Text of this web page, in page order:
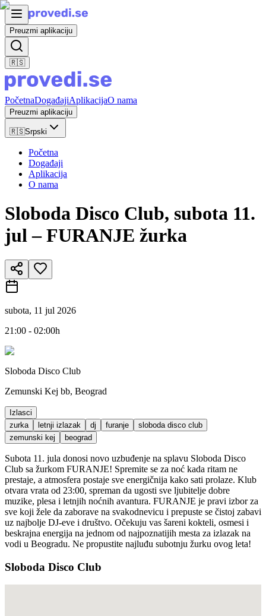
Preuzmi aplikaciju
🇷🇸
PočetnaDogađajiAplikacijaO nama
Preuzmi aplikaciju
🇷🇸Srpski
Početna
Događaji
Aplikacija
O nama
Sloboda Disco Club, subota 11.
jul – FURANJE žurka
subota, 11 jul 2026
21:00 - 02:00h
Sloboda Disco Club
Zemunski Kej bb, Beograd
Izlasci
zurka
letnji izlazak dj furanje
sloboda disco club
zemunski kej
beograd
Subota 11. jula donosi novo uzbuđenje na splavu Sloboda Disco
Club sa žurkom FURANJE! Spremite se za noć kada ritam ne
prestaje, a atmosfera postaje sve energičnija kako sati prolaze. Klub
otvara vrata od 23:00, spreman da ugosti sve ljubitelje dobre
muzike, plesa i letnjih noćnih avantura. FURANJE je pravi izbor za
sve koji žele da zaborave na svakodnevicu i prepuste se čistoj zabavi
uz najbolje DJ-eve i društvo. Očekuju vas šareni kokteli, osmesi i
beskrajna energija na jednom od najpoznatijih mesta za izlazak na
vodi u Beogradu. Ne propustite najluđu subotnju žurku ovog leta!
Sloboda Disco Club